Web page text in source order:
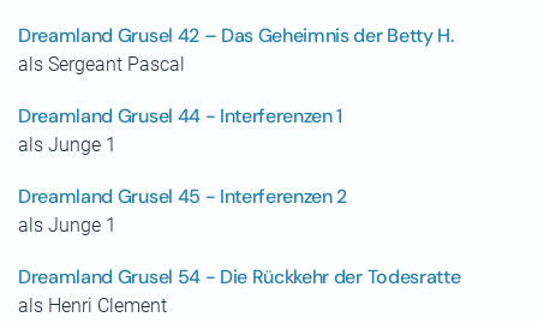
Dreamland Grusel 42 – Das Geheimnis der Betty H.
als Sergeant Pascal
Dreamland Grusel 44 - Interferenzen 1
als Junge 1
Dreamland Grusel 45 - Interferenzen 2
als Junge 1
Dreamland Grusel 54 - Die Rückkehr der Todesratte
als Henri Clement